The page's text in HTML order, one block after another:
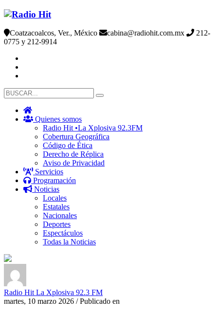
Coatzacoalcos, Ver., México cabina@radiohit.com.mx
212-
0775 y 212-9914
Quienes somos
Radio Hit •La Xplosiva 92.3FM
Cobertura Geográfica
Código de Ética
Derecho de Réplica
Aviso de Privacidad
Servicios
Programación
Noticias
Locales
Estatales
Nacionales
Deportes
Espectáculos
Todas la Noticias
Radio Hit La Xplosiva 92.3 FM
martes, 10 marzo 2026 /Publicado en